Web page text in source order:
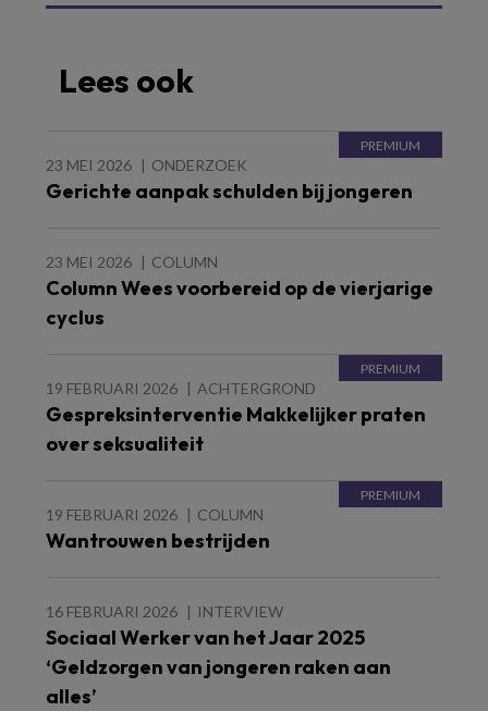
Lees ook
23 MEI 2026 ONDERZOEK
Gerichte aanpak schulden bij jongeren
23 MEI 2026 COLUMN
Column Wees voorbereid op de vierjarige
cyclus
19 FEBRUARI 2026 ACHTERGROND
Gespreksinterventie Makkelijker praten
over seksualiteit
19 FEBRUARI 2026 COLUMN
Wantrouwen bestrijden
16 FEBRUARI 2026 INTERVIEW
Sociaal Werker van het Jaar 2025
‘Geldzorgen van jongeren raken aan
alles’